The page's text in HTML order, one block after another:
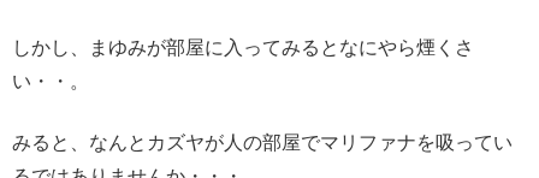
しかし、まゆみが部屋に入ってみるとなにやら煙くさ
い・・。
みると、なんとカズヤが人の部屋でマリファナを吸ってい